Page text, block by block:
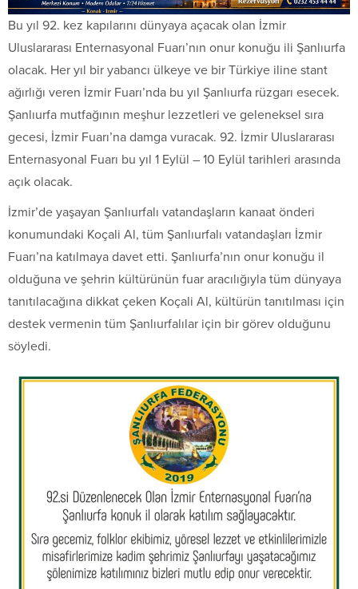
Bu yıl 92. kez kapılarını dünyaya açacak olan İzmir
Uluslararası Enternasyonal Fuarı’nın onur konuğu ili Şanlıurfa
olacak. Her yıl bir yabancı ülkeye ve bir Türkiye iline stant
ağırlığı veren İzmir Fuarı’nda bu yıl Şanlıurfa rüzgarı esecek.
Şanlıurfa mutfağının meşhur lezzetleri ve geleneksel sıra
gecesi, İzmir Fuarı’na damga vuracak. 92. İzmir Uluslararası
Enternasyonal Fuarı bu yıl 1 Eylül – 10 Eylül tarihleri arasında
açık olacak.
İzmir’de yaşayan Şanlıurfalı vatandaşların kanaat önderi
konumundaki Koçali Al, tüm Şanlıurfalı vatandaşları İzmir
Fuarı’na katılmaya davet etti. Şanlıurfa’nın onur konuğu il
olduğuna ve şehrin kültürünün fuar aracılığıyla tüm dünyaya
tanıtılacağına dikkat çeken Koçali Al, kültürün tanıtılması için
destek vermenin tüm Şanlıurfalılar için bir görev olduğunu
söyledi.